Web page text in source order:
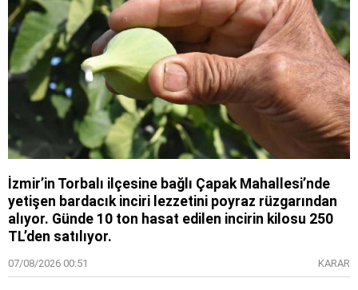
İzmir’in Torbalı ilçesine bağlı Çapak Mahallesi’nde
yetişen bardacık inciri lezzetini poyraz rüzgarından
alıyor. Günde 10 ton hasat edilen incirin kilosu 250
TL’den satılıyor.
07/08/2026 00:51 KARAR